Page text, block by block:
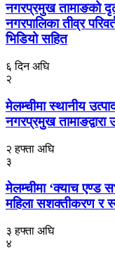
नगरप्रमुख तामाङको
नगरपालिका तीव्र
भिडियो सहित
६ दिन अघि
२
मेलम्चीमा स्थानीय
नगरप्रमुख
२ हफ्ता अघि
३
मेलम्चीमा ‘क्याच एण्ड
महिला सशक्तीकरण र
३ हफ्ता अघि
४